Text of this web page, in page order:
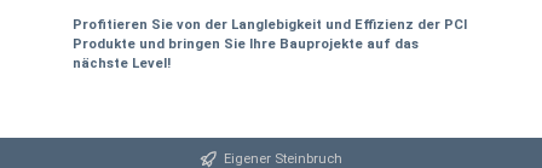
Profitieren Sie von der Langlebigkeit und Effizienz der PCI
Produkte und bringen Sie Ihre Bauprojekte auf das
nächste Level!
Eigener Steinbruch